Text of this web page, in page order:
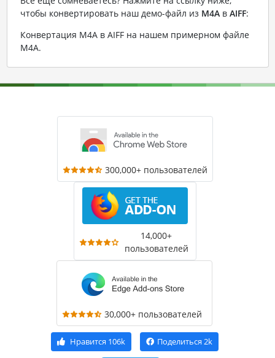
чтобы конвертировать наш демо-файл из M4Aв AIFF:
Конвертация M4A в AIFF на нашем примерном файле
M4A.
300,000+ пользователей
14,000+
пользователей
30,000+ пользователей
Нравится 106k Поделиться 2k